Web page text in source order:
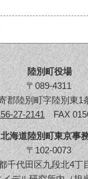
陸別町役場
〒089-4311
郡陸別町字陸別東1
27-2141 FAX
北海道陸別町東京事
〒102-0073
千代田区九段北4丁